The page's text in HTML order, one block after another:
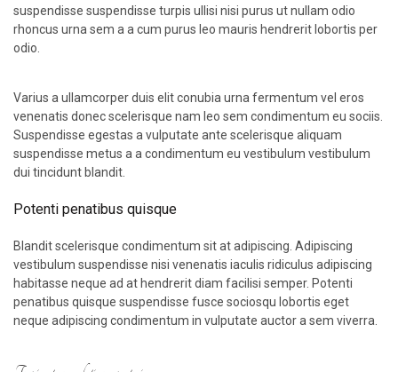
suspendisse suspendisse turpis ullisi nisi purus ut nullam odio
rhoncus urna sem a a cum purus leo mauris hendrerit lobortis per
odio.
Varius a ullamcorper duis elit conubia urna fermentum vel eros
venenatis donec scelerisque nam leo sem condimentum eu sociis.
Suspendisse egestas a vulputate ante scelerisque aliquam
suspendisse metus a a condimentum eu vestibulum vestibulum
dui tincidunt blandit.
Potenti penatibus quisque
Blandit scelerisque condimentum sit at adipiscing. Adipiscing
vestibulum suspendisse nisi venenatis iaculis ridiculus adipiscing
habitasse neque ad at hendrerit diam facilisi semper. Potenti
penatibus quisque suspendisse fusce sociosqu lobortis eget
neque adipiscing condimentum in vulputate auctor a sem viverra.